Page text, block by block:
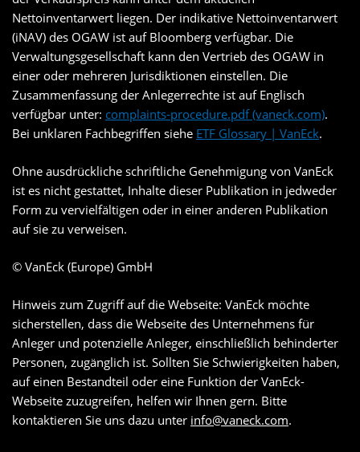
Nettoinventarwert liegen. Der indikative Nettoinventarwert
(iNAV) des OGAW ist auf Bloomberg verfügbar. Die
Verwaltungsgesellschaft kann den Vertrieb des OGAW in
einer oder mehreren Jurisdiktionen einstellen. Die
Zusammenfassung der Anlegerrechte ist auf Englisch
verfügbar unter: complaints-procedure.pdf (vaneck.com).
Bei unklaren Fachbegriffen siehe ETF Glossary | VanEck.
Ohne ausdrückliche schriftliche Genehmigung von VanEck
ist es nicht gestattet, Inhalte dieser Publikation in jedweder
Form zu vervielfältigen oder in einer anderen Publikation
auf sie zu verweisen.
© VanEck (Europe) GmbH
Hinweis zum Zugriff auf die Webseite: VanEck möchte
sicherstellen, dass die Webseite des Unternehmens für
Anleger und potenzielle Anleger, einschließlich behinderter
Personen, zugänglich ist. Sollten Sie Schwierigkeiten haben,
auf einen Bestandteil oder eine Funktion der VanEck-
Webseite zuzugreifen, helfen wir Ihnen gern. Bitte
kontaktieren Sie uns dazu unter info@vaneck.com.